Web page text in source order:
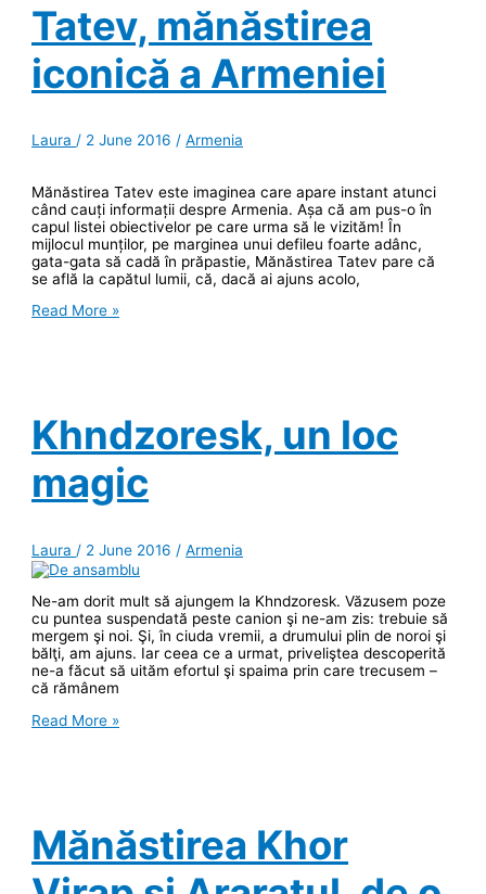
Tatev, mănăstirea
iconică a Armeniei
Laura / 2 June 2016 /Armenia
Mănăstirea Tatev este imaginea care apare instant atunci
când cauți informații despre Armenia. Așa că am pus-o în
capul listei obiectivelor pe care urma să le vizităm! În
mijlocul munților, pe marginea unui defileu foarte adânc,
gata-gata să cadă în prăpastie, Mănăstirea Tatev pare că
se află la capătul lumii, că, dacă ai ajuns acolo,
Tatev,
Read More »
Khndzoresk, un loc
magic
Laura / 2 June 2016 /Armenia
Ne-am dorit mult să ajungem la Khndzoresk. Văzusem poze
cu puntea suspendată peste canion şi ne-am zis: trebuie să
mergem şi noi. Şi, în ciuda vremii, a drumului plin de noroi şi
bălţi, am ajuns. Iar ceea ce a urmat, priveliştea descoperită
ne-a făcut să uităm efortul şi spaima prin care trecusem –
că rămânem
Khndzoresk,
Read More »
Mănăstirea Khor